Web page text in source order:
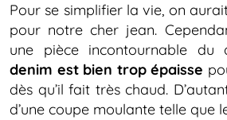
Pour se simplifier la vie, on
pour notre cher jean.
une pièce incontournable du
denim est bien trop épaisse
dès qu’il fait très chaud.
d’une coupe moulante telle que